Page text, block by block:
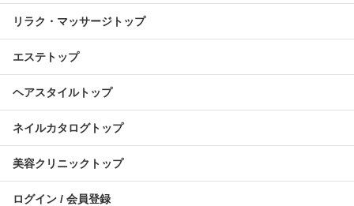
リラク・マッサージトップ
エステトップ
ヘアスタイルトップ
ネイルカタログトップ
美容クリニックトップ
ログイン / 会員登録